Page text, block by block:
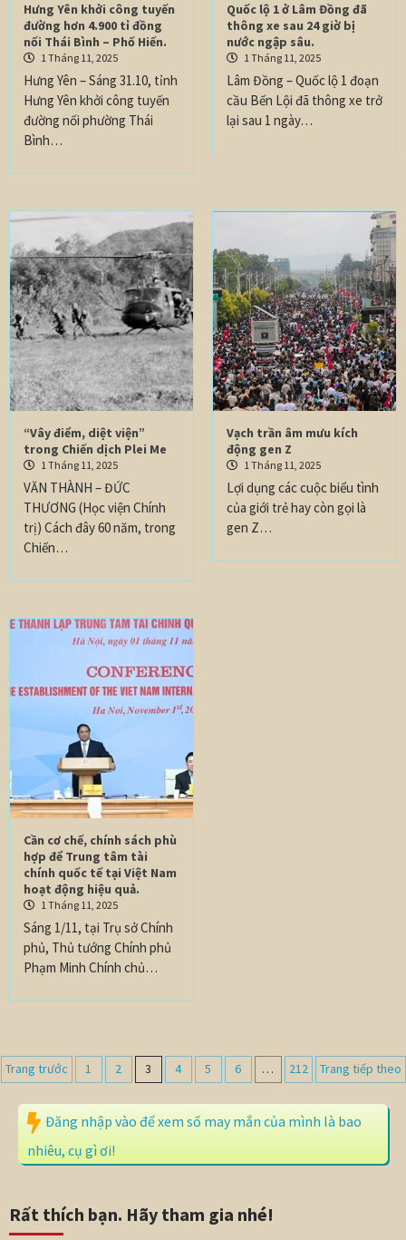
Hưng Yên khởi công tuyến
đường hơn 4.900 tỉ đồng
nối Thái Bình – Phố Hiến.
1 Tháng 11, 2025
Hưng Yên – Sáng 31.10, tỉnh
Hưng Yên khởi công tuyến
đường nối phường Thái
Bình…
Quốc lộ 1 ở Lâm Đồng đã
thông xe sau 24 giờ bị
nước ngập sâu.
1 Tháng 11, 2025
Lâm Đồng – Quốc lộ 1 đoạn
cầu Bến Lội đã thông xe trở
lại sau 1 ngày…
“Vây điểm, diệt viện”
trong Chiến dịch Plei Me
1 Tháng 11, 2025
VĂN THÀNH – ĐỨC
THƯƠNG (Học viện Chính
trị) Cách đây 60 năm, trong
Chiến…
Vạch trần âm mưu kích
động gen Z
1 Tháng 11, 2025
Lợi dụng các cuộc biểu tình
của giới trẻ hay còn gọi là
gen Z…
Cần cơ chế, chính sách phù
hợp để Trung tâm tài
chính quốc tế tại Việt Nam
hoạt động hiệu quả.
1 Tháng 11, 2025
Sáng 1/11, tại Trụ sở Chính
phủ, Thủ tướng Chính phủ
Phạm Minh Chính chủ…
Trang trước 1 2 3 4 5 6 … 212 Trang tiếp theo
Đăng nhập vào để xem số may mắn của mình là bao
nhiêu, cụ gì ơi!
Rất thích bạn. Hãy tham gia nhé!